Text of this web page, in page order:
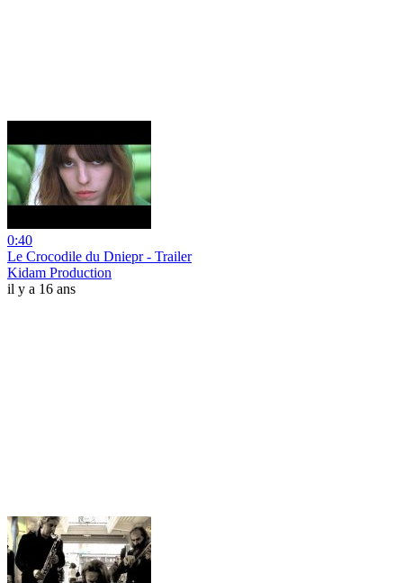
0:40
Le Crocodile du Dniepr - Trailer
Kidam Production
il y a 16 ans